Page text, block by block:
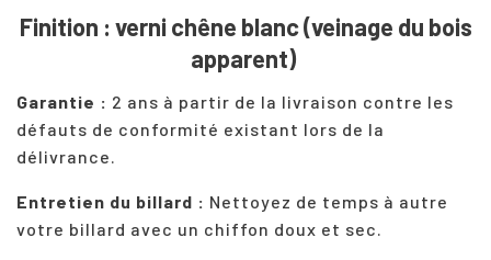
Finition : verni chêne blanc(veinage du bois
apparent)
Garantie : 2 ans à partir de la livraison contre les
défauts de conformité existant lors de la
délivrance.
Entretien du billard : Nettoyez de temps à autre
votre billard avec un chiffon doux et sec.